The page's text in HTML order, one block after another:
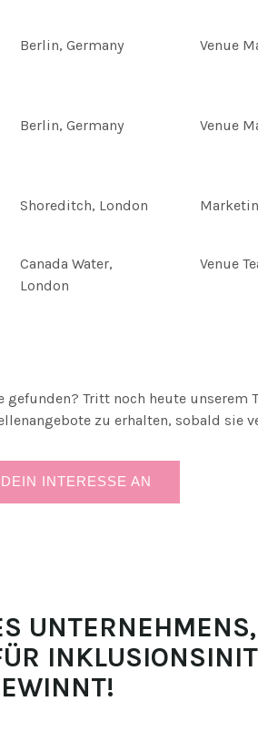
Berlin, Germany Venue
Berlin, Germany Venue
Shoreditch, London
Canada Water,
London
Venue
gefunden? Tritt noch heute unserem
zu erhalten, sobald sie
INTERESSE AN